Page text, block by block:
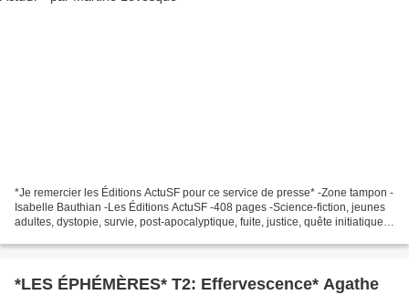
*Je remercier les Éditions ActuSF pour ce service de presse* -Zone tampon -
Isabelle Bauthian -Les Éditions ActuSF -408 pages -Science-fiction, jeunes
adultes, dystopie, survie, post-apocalyptique, fuite, justice, quête initiatique
*LES ÉPHÉMÈRES* T2: Effervescence* Agathe